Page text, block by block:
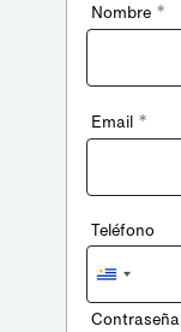
Nombre *
Email *
Teléfono
Uruguay
+598
Contraseña